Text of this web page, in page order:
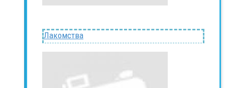
Лакомства